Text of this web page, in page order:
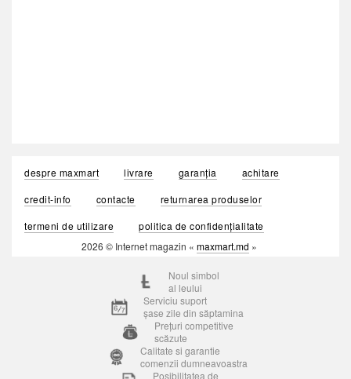
despre maxmart livrare garanția
achitare
credit-info
contacte
returnarea produselor
termeni de utilizare
politica de confidențialitate
2026 © Internet magazin « maxmart.md »
Noul simbol
al leului
Serviciu suport
șase zile din săptamina
Prețuri competitive
scăzute
Calitate si garantie
comenzii dumneavoastra
Posibilitatea de